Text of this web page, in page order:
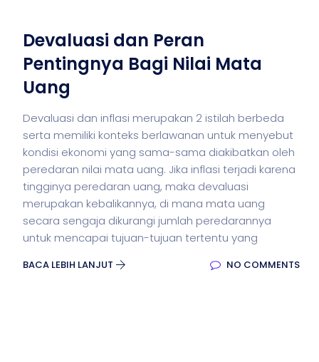
Devaluasi dan Peran
Pentingnya Bagi Nilai Mata
Uang
Devaluasi dan inflasi merupakan 2 istilah berbeda
serta memiliki konteks berlawanan untuk menyebut
kondisi ekonomi yang sama-sama diakibatkan oleh
peredaran nilai mata uang. Jika inflasi terjadi karena
tingginya peredaran uang, maka devaluasi
merupakan kebalikannya, di mana mata uang
secara sengaja dikurangi jumlah peredarannya
untuk mencapai tujuan-tujuan tertentu yang
BACA LEBIH LANJUT NO COMMENTS